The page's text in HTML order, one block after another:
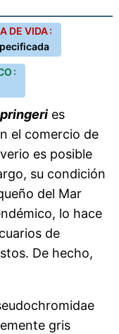
DE VIDA :
:
es
el comercio de
es posible
su condición
del Mar
lo hace
de
De hecho,
gris